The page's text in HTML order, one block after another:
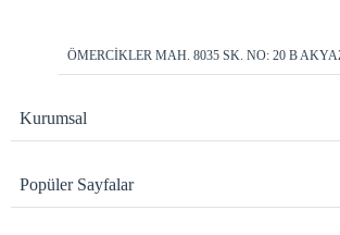
ÖMERCİKLER MAH. 8035 SK. NO: 20 B
Kurumsal
Popüler Sayfalar